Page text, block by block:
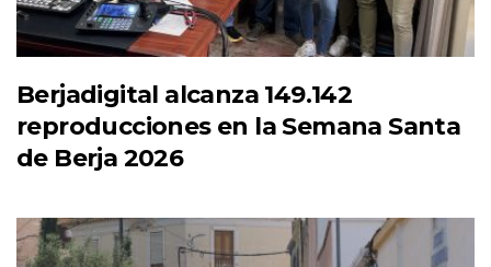
Berjadigital alcanza 149.142
reproducciones en la Semana Santa
de Berja 2026